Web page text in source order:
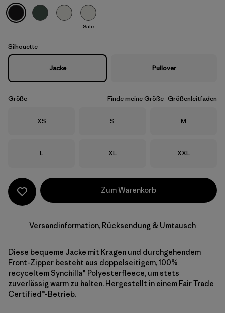
Black Solid
Sale
Silhouette
Jacke Pullover
Größe Finde meine Größe Größenleitfaden
Größe
XS Größe
S Größe
M
Größe
L Größe
XL Größe
XXL
Zum Warenkorb
Versandinformation, Rücksendung & Umtausch
Diese bequeme Jacke mit Kragen und durchgehendem
Front-Zipper besteht aus doppelseitigem, 100%
recyceltem Synchilla® Polyesterfleece, um stets
zuverlässig warm zu halten. Hergestellt in einem Fair Trade
Certified™-Betrieb.